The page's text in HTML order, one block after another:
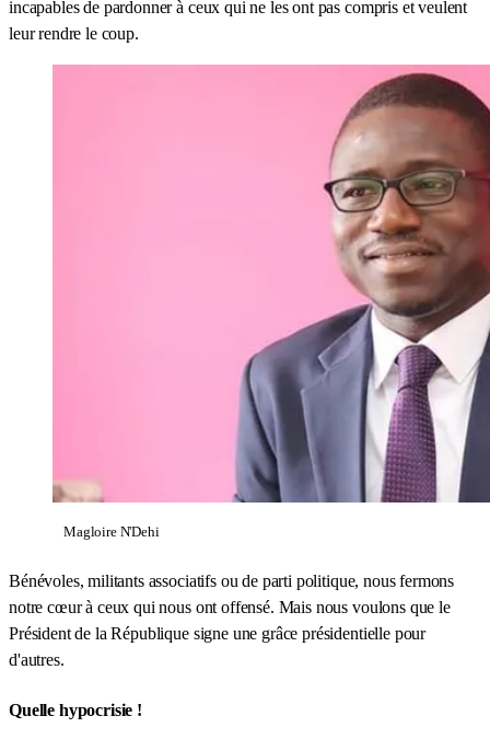
incapables de pardonner à ceux qui ne les ont pas compris et veulent
leur rendre le coup.
Magloire N'Dehi
Bénévoles, militants associatifs ou de parti politique, nous fermons
notre cœur à ceux qui nous ont offensé. Mais nous voulons que le
Président de la République signe une grâce présidentielle pour
d'autres.
Quelle hypocrisie !